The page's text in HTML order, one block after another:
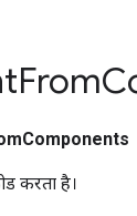
From
करता है।